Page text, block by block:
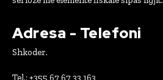
Adresa - Telefoni
Shkoder.
Tel.: +355 67 67 33 163